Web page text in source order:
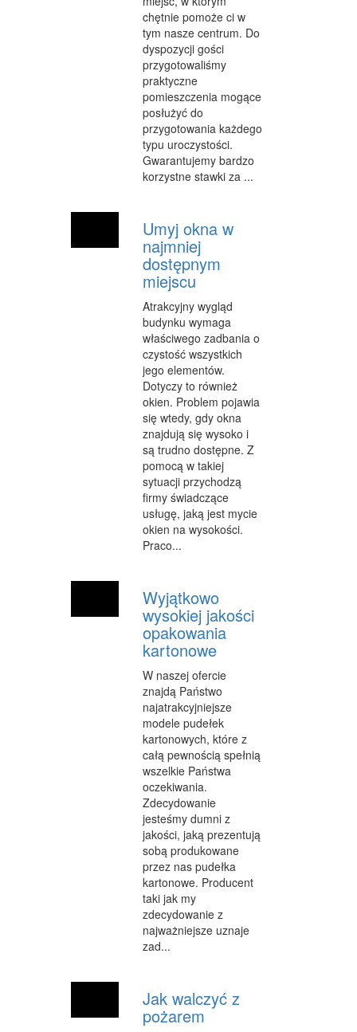
INNE AGENCJE
WIGOR
IMPREZY INTEGRACYJNE
HOBBY
ZAJĘCIA SPORTOWE I REKREACYJNE
PRODUKCJA
RESTAURACJE, CATERING
FOTOGRAFIA
ADWOKACI, PORADY PRAWNE
SPRZĄTANIE, PORZĄDKOWANIE
SERWIS
OPIEKA
INNE USŁUGI
KURIER, PRZESYŁKI
WYCIECZKI
HOTELE I NOCLEGI
PODRÓŻE
DIETETYKA, ODCHUDZANIE
KOSMETYKI
LECZENIE
SALONY KOSMETYCZNE
SPRZĘT MEDYCZNY
WEB
OPROGRAMOWANIE
KONTAKT
chętnie pomoże ci w
tym nasze centrum. Do
dyspozycji gości
przygotowaliśmy
praktyczne
pomieszczenia mogące
posłużyć do
przygotowania każdego
typu uroczystości.
Gwarantujemy bardzo
korzystne stawki za ...
Umyj okna w
najmniej
dostępnym
miejscu
Atrakcyjny wygląd
budynku wymaga
właściwego zadbania o
czystość wszystkich
jego elementów.
Dotyczy to również
okien. Problem pojawia
się wtedy, gdy okna
znajdują się wysoko i
są trudno dostępne. Z
pomocą w takiej
sytuacji przychodzą
firmy świadczące
usługę, jaką jest mycie
okien na wysokości.
Praco...
Wyjątkowo
wysokiej jakości
opakowania
kartonowe
W naszej ofercie
znajdą Państwo
najatrakcyjniejsze
modele pudełek
kartonowych, które z
całą pewnością spełnią
wszelkie Państwa
oczekiwania.
Zdecydowanie
jesteśmy dumni z
jakości, jaką prezentują
sobą produkowane
przez nas pudełka
kartonowe. Producent
taki jak my
zdecydowanie z
najważniejsze uznaje
zad...
Jak walczyć z
pożarem